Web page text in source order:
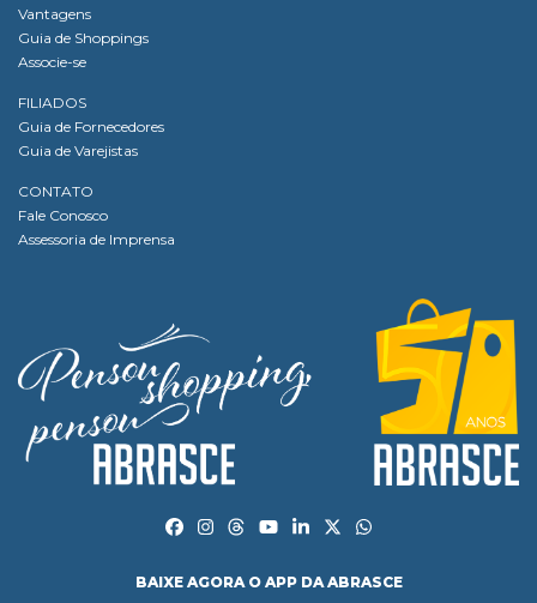
Vantagens
Guia de Shoppings
Associe-se
FILIADOS
Guia de Fornecedores
Guia de Varejistas
CONTATO
Fale Conosco
Assessoria de Imprensa
BAIXE AGORA O APP DA ABRASCE